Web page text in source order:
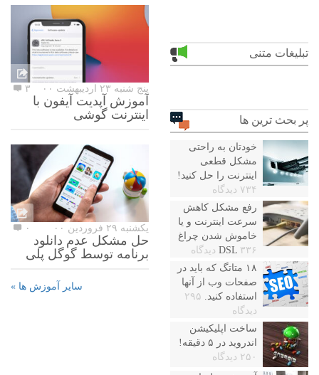
تبلیغات متنی
پر بحث ترین ها
خودتان به راحتی
مشکل قطعی
اینترنت را حل کنید!
۷۳۴ دیدگاه
رفع مشکل کاهش
سرعت اینترنت و یا
خاموش شدن چراغ
DSL ۳۳۶ دیدگاه
۱۸ متاتگ که باید در
صفحات وب از آنها
استفاده کنید. ۲۹۵
دیدگاه
ساخت اپلیکیشن
اندروید در ۵ دقیقه!
۲۵۰ دیدگاه
پنج شنبه ۲۳ اردیبهشت ۰۰ ۳
آموزش آپدیت آیفون با
اینترنت گوشی
یکشنبه ۲۹ فروردین ۰۰ ۰
حل مشکل عدم دانلود
برنامه توسط گوگل پلی
سایر آموزش ها »